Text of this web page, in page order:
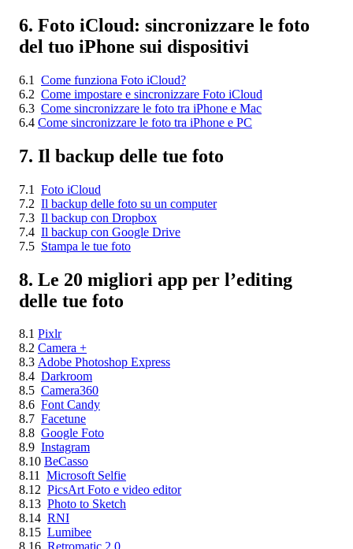
6. Foto iCloud: sincronizzare le foto
del tuo iPhone sui dispositivi
6.1 Come funziona Foto iCloud?
6.2 Come impostare e sincronizzare Foto iCloud
6.3 Come sincronizzare le foto tra iPhone e Mac
6.4 Come sincronizzare le foto tra iPhone e PC
7. Il backup delle tue foto
7.1 Foto iCloud
7.2 Il backup delle foto su un computer
7.3 Il backup con Dropbox
7.4 Il backup con Google Drive
7.5 Stampa le tue foto
8. Le 20 migliori app per l’editing
delle tue foto
8.1 Pixlr
8.2 Camera +
8.3 Adobe Photoshop Express
8.4 Darkroom
8.5 Camera360
8.6 Font Candy
8.7 Facetune
8.8 Google Foto
8.9 Instagram
8.10 BeCasso
8.11 Microsoft Selfie
8.12 PicsArt Foto e video editor
8.13 Photo to Sketch
8.14 RNI
8.15 Lumibee